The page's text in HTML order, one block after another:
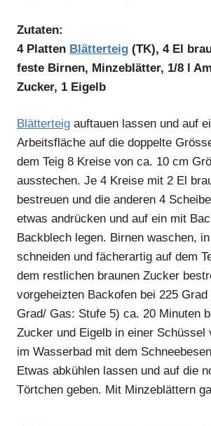
Zutaten:
4 Platten Blätterteig (TK), 4 El
feste Birnen, Minzeblätter, 1/8 l
Zucker, 1 Eigelb
Blätterteig auftauen lassen und auf
Arbeitsfläche auf die doppelte
dem Teig 8 Kreise von ca. 10 cm
ausstechen. Je 4 Kreise mit 2 El
bestreuen und die anderen 4
etwas andrücken und auf ein mit
Backblech legen. Birnen waschen,
schneiden und fächerartig auf dem
dem restlichen braunen Zucker
vorgeheizten Backofen bei 225
Grad/ Gas: Stufe 5) ca. 20 Minuten
Zucker und Eigelb in einer Schüssel
im Wasserbad mit dem
Etwas abkühlen lassen und auf die
Törtchen geben. Mit Minzeblättern